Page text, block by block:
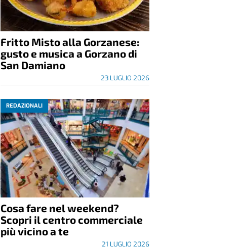
Fritto Misto alla Gorzanese:
gusto e musica a Gorzano di
San Damiano
23 LUGLIO 2026
REDAZIONALI
Cosa fare nel weekend?
Scopri il centro commerciale
più vicino a te
21 LUGLIO 2026